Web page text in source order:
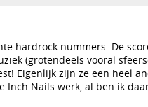
hardrock nummers. De
(grotendeels vooral
Eigenlijk zijn ze een heel
Nails werk, al ben ik